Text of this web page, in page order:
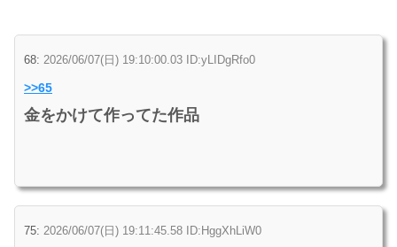
68: 2026/06/07(日) 19:10:00.03 ID:yLIDgRfo0
>>65
金をかけて作ってた作品
75: 2026/06/07(日) 19:11:45.58 ID:HggXhLiW0